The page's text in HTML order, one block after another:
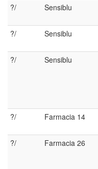
?/ Sensiblu
?/ Sensiblu
?/
Sensiblu
?/ Farmacia 14
?/
Farmacia 26